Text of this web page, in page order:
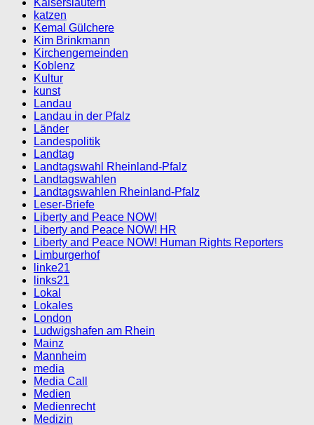
katzen
Kemal Gülchere
Kim Brinkmann
Kirchengemeinden
Koblenz
Kultur
kunst
Landau
Landau in der Pfalz
Länder
Landespolitik
Landtag
Landtagswahl Rheinland-Pfalz
Landtagswahlen
Landtagswahlen Rheinland-Pfalz
Leser-Briefe
Liberty and Peace NOW!
Liberty and Peace NOW! HR
Liberty and Peace NOW! Human Rights Reporters
Limburgerhof
linke21
links21
Lokal
Lokales
London
Ludwigshafen am Rhein
Mainz
Mannheim
media
Media Call
Medien
Medienrecht
Medizin